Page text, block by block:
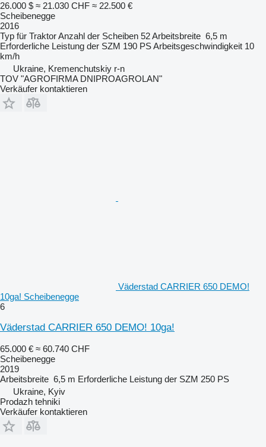
26.000 $ ≈ 21.030 CHF ≈ 22.500 €
Scheibenegge
2016
Typ für TraktorAnzahl der Scheiben 52Arbeitsbreite 6,5 m
Erforderliche Leistung der SZM 190 PSArbeitsgeschwindigkeit 10
km/h
Ukraine, Kremenchutskiy r-n
TOV "AGROFIRMA DNIPROAGROLAN"
Verkäufer kontaktieren
Väderstad CARRIER 650 DEMO!
10ga! Scheibenegge
6
Väderstad CARRIER 650 DEMO! 10ga!
65.000 € ≈ 60.740 CHF
Scheibenegge
2019
Arbeitsbreite 6,5 m Erforderliche Leistung der SZM 250 PS
Ukraine, Kyiv
Prodazh tehniki
Verkäufer kontaktieren